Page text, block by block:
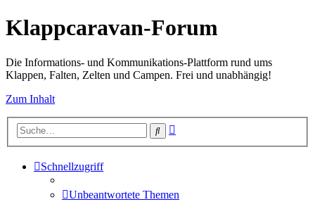
Klappcaravan-Forum
Die Informations- und Kommunikations-Plattform rund ums
Klappen, Falten, Zelten und Campen. Frei und unabhängig!
Zum Inhalt
Suche
Schnellzugriff
Unbeantwortete Themen